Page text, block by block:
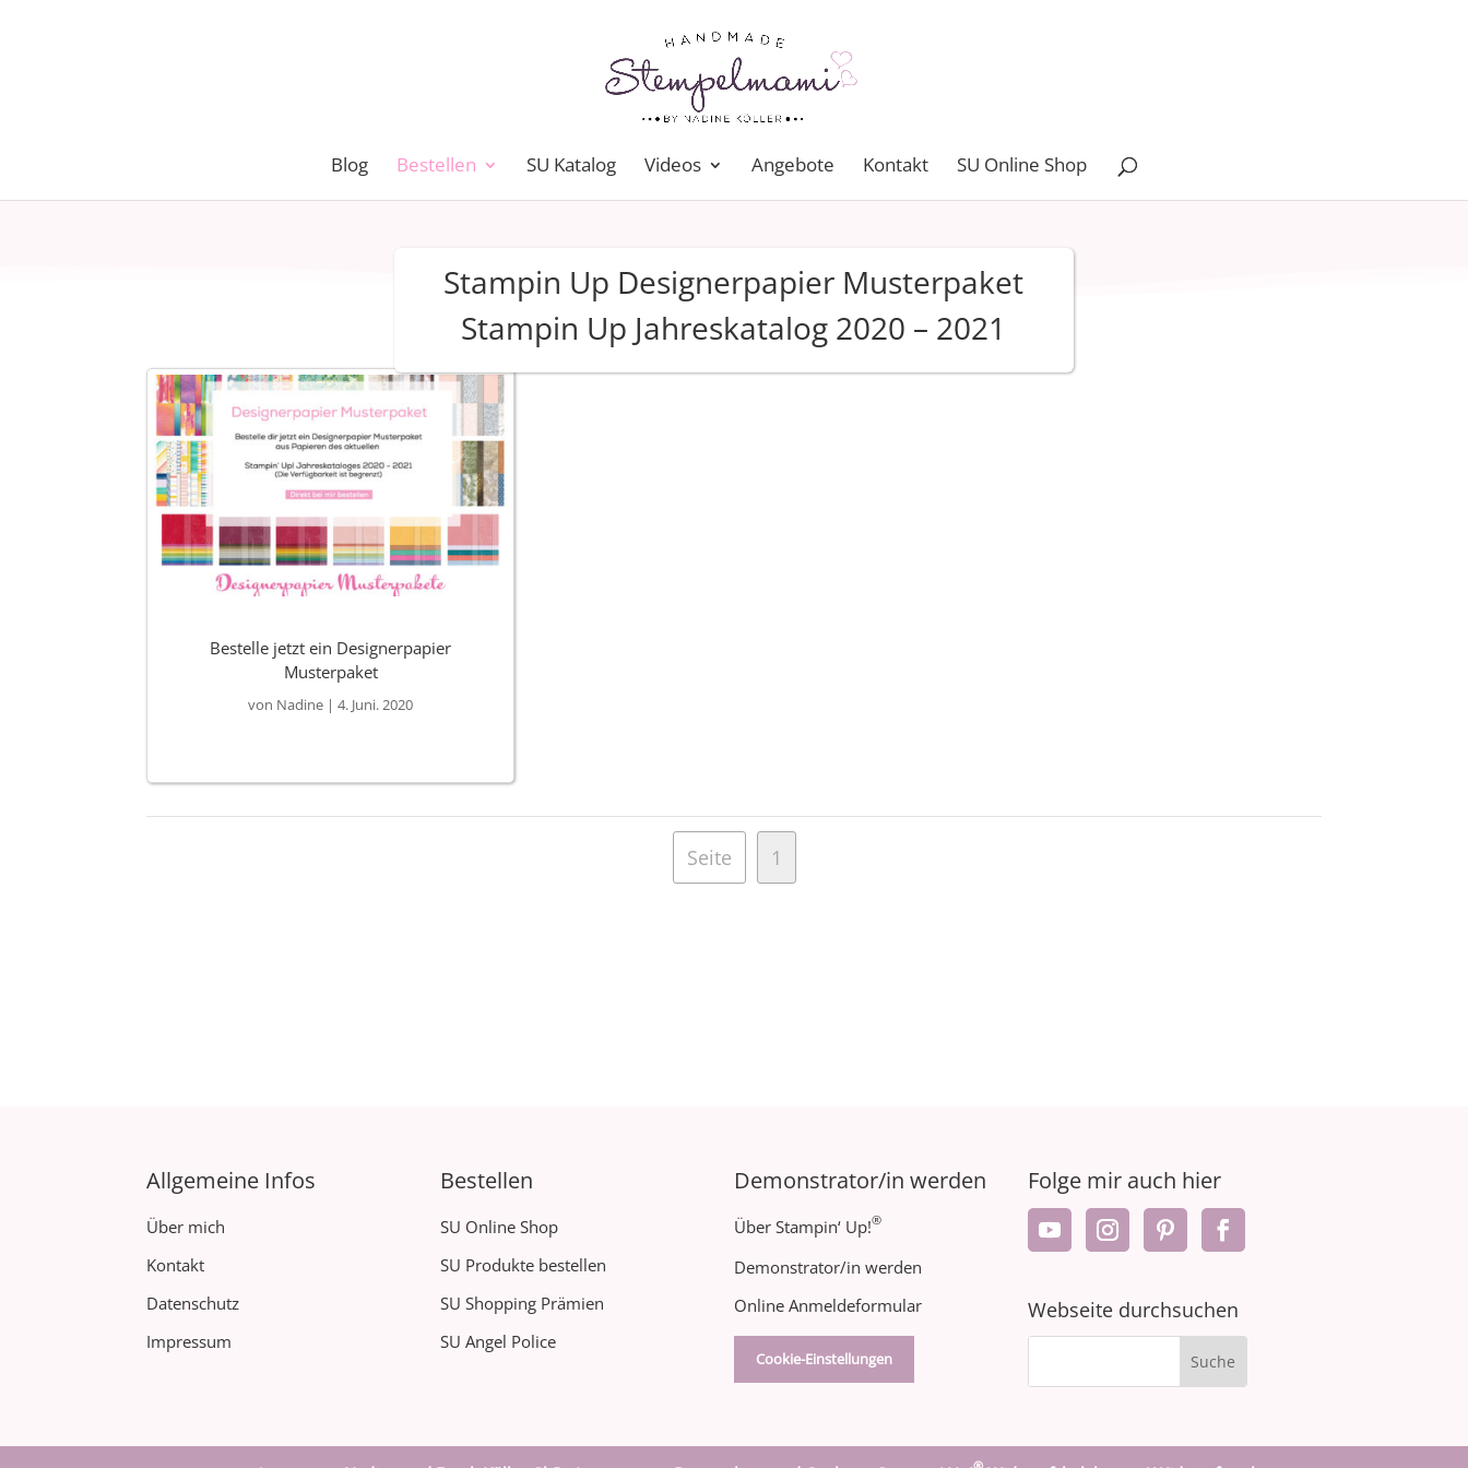
Blog Bestellen SU Katalog Videos Angebote Kontakt SU Online Shop
Stampin Up Designerpapier Musterpaket
Stampin Up Jahreskatalog 2020 – 2021
Bestelle jetzt ein Designerpapier
Musterpaket
von Nadine |4. Juni. 2020
Seite 1
Allgemeine Infos
Über mich
Kontakt
Datenschutz
Impressum
Bestellen
SU Online Shop
SU Produkte bestellen
SU Shopping Prämien
SU Angel Police
Demonstrator/in werden
Über Stampin‘ Up!®
Demonstrator/in werden
Online Anmeldeformular
Cookie-Einstellungen
Folge mir auch hier
Webseite durchsuchen